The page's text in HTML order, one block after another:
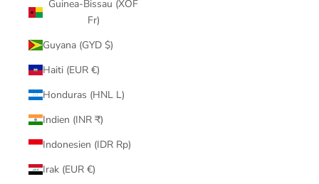
Guinea-Bissau (XOF
Fr)
Guyana (GYD $)
Haiti (EUR €)
Honduras (HNL L)
Indien (INR ₹)
Indonesien (IDR Rp)
Irak (EUR €)